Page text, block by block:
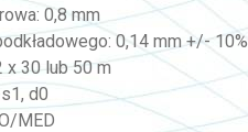
0,8 mm
0,14 mm +/- 10%
x 30 lub 50 m
d0
MED